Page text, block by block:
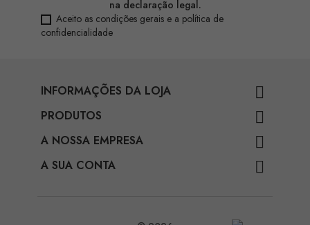
na declaração legal.
Aceito as condições gerais e a política de
confidencialidade
INFORMAÇÕES DA LOJA 
PRODUTOS 
A NOSSA EMPRESA 
A SUA CONTA 